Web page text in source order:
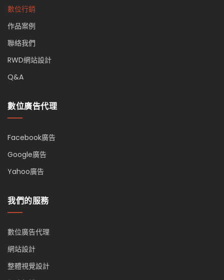
數位行銷
作品案例
聯絡我們
RWD網站設計
Q&A
數位廣告代理
Facebook廣告
Google廣告
Yahoo廣告
我們的服務
數位廣告代理
網站設計
整體視覺設計